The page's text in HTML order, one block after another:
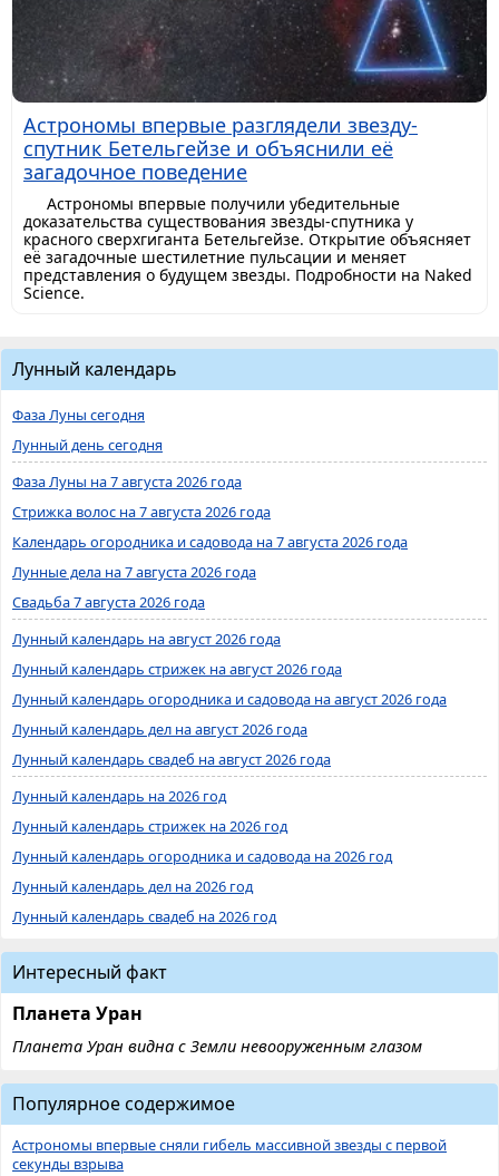
Астрономы впервые разглядели звезду-
спутник Бетельгейзе и объяснили её
загадочное поведение
Астрономы впервые получили убедительные
доказательства существования звезды-спутника у
красного сверхгиганта Бетельгейзе. Открытие объясняет
её загадочные шестилетние пульсации и меняет
представления о будущем звезды. Подробности на Naked
Science.
Лунный календарь
Фаза Луны сегодня
Лунный день сегодня
Фаза Луны на 7 августа 2026 года
Стрижка волос на 7 августа 2026 года
Календарь огородника и садовода на 7 августа 2026 года
Лунные дела на 7 августа 2026 года
Свадьба 7 августа 2026 года
Лунный календарь на август 2026 года
Лунный календарь стрижек на август 2026 года
Лунный календарь огородника и садовода на август 2026 года
Лунный календарь дел на август 2026 года
Лунный календарь свадеб на август 2026 года
Лунный календарь на 2026 год
Лунный календарь стрижек на 2026 год
Лунный календарь огородника и садовода на 2026 год
Лунный календарь дел на 2026 год
Лунный календарь свадеб на 2026 год
Интересный факт
Планета Уран
Планета Уран видна с Земли невооруженным глазом
Популярное содержимое
Астрономы впервые сняли гибель массивной звезды с первой
секунды взрыва